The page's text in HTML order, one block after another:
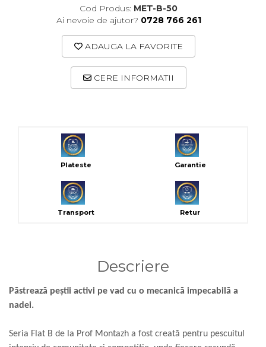
Cod Produs: MET-B-50
Ai nevoie de ajutor? 0728 766 261
ADAUGA LA FAVORITE
CERE INFORMATII
Plateste Garantie
Transport Retur
Descriere
Păstrează peștii activi pe vad cu o mecanică impecabilă a
nadei.
Seria Flat B de la Prof Montazh a fost creată pentru pescuitul